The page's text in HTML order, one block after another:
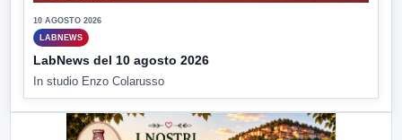
10 AGOSTO 2026
LABNEWS
LabNews del 10 agosto 2026
In studio Enzo Colarusso